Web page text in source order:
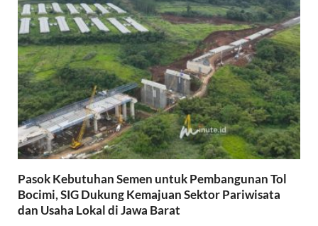
Pasok Kebutuhan Semen untuk Pembangunan Tol
Bocimi, SIG Dukung Kemajuan Sektor Pariwisata
dan Usaha Lokal di Jawa Barat